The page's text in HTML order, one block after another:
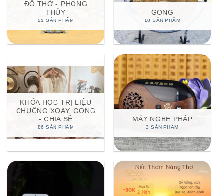
ĐỒ THỜ - PHONG
THỦY
21 SẢN PHẨM
GONG
18 SẢN PHẨM
KHÓA HỌC TRỊ LIỆU
CHUÔNG XOAY, GONG
- CHIA SẺ
86 SẢN PHẨM
MÁY NGHE PHÁP
3 SẢN PHẨM